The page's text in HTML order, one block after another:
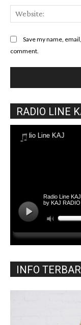
Save my name,
comment.
RADIO LINE
INFO